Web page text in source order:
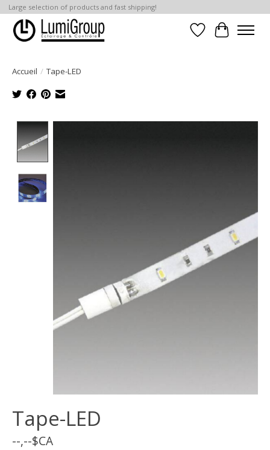
Large selection of products and fast shipping!
Liste dePanier
Accueil / Tape-LED
Tape-LED
--,--$CA